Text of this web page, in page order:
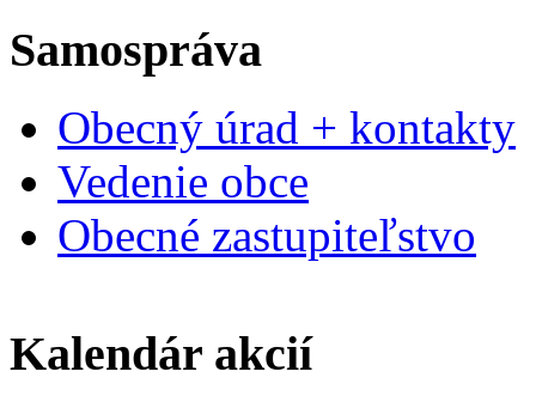
Samospráva
Obecný úrad + kontakty
Vedenie obce
Obecné zastupiteľstvo
Kalendár akcií